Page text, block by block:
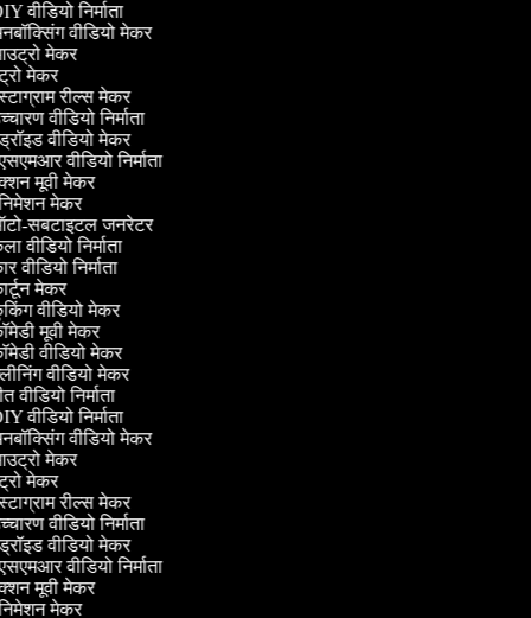
वीडियो निर्माता
वीडियो मेकर
मेकर
मेकर
रील्स मेकर
वीडियो निर्माता
वीडियो मेकर
वीडियो निर्माता
मूवी मेकर
मेकर
सबटाइटल जनरेटर
वीडियो निर्माता
वीडियो निर्माता
मेकर
वीडियो मेकर
मूवी मेकर
वीडियो मेकर
वीडियो मेकर
वीडियो निर्माता
वीडियो निर्माता
वीडियो मेकर
मेकर
मेकर
रील्स मेकर
वीडियो निर्माता
वीडियो मेकर
वीडियो निर्माता
मूवी मेकर
मेकर